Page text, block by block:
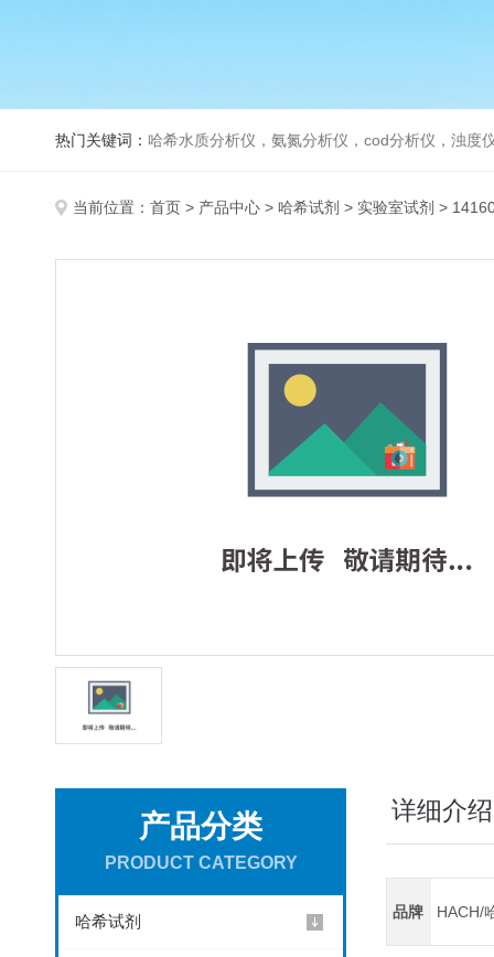
热门关键词： 哈希水质分析仪，氨氮分析仪，cod分析仪，浊度
当前位置： 首页 > 产品中心 > 哈希试剂 > 实验室试剂 >
产品分类
PRODUCT CATEGORY
哈希试剂
详细介绍
品牌 HACH/